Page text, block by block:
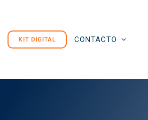
KIT DIGITAL CONTACTO